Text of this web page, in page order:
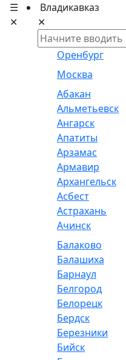
☰
✕
Владикавказ
✕
Оренбург
Москва
Абакан
Альметьевск
Ангарск
Апатиты
Арзамас
Армавир
Архангельск
Асбест
Астрахань
Ачинск
Балаково
Балашиха
Барнаул
Белгород
Белорецк
Бердск
Березники
Бийск